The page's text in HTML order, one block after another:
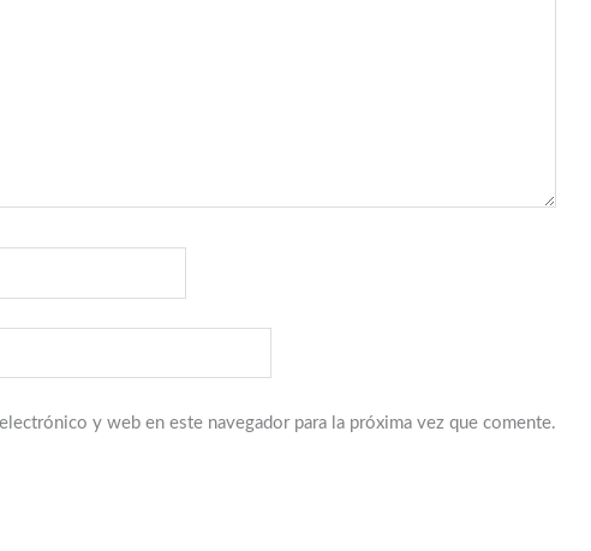
y web en este navegador para la próxima vez que comente.